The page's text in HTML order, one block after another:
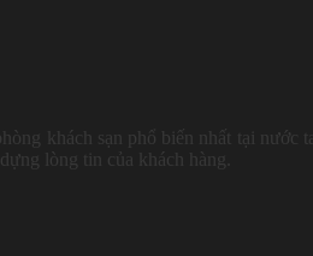
khách sạn phổ biến nhất tại nước
lòng tin của khách hàng.